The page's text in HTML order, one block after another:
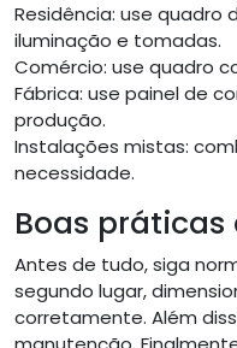
Residência: use quadro
iluminação e tomadas.
Comércio: use quadro
Fábrica: use painel de
produção.
Instalações mistas:
necessidade.
Boas práticas
Antes de tudo, siga
segundo lugar,
corretamente. Além